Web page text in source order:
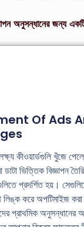
অনুসন্ধানের জন্য
Of Ads
কীওয়ার্ডগুলি খুঁজে
ডাটা ভিত্তিক বিজ্ঞাপন
প্রদর্শিত হয়।
লিঙ্ক করে অপটিমাইজ
প্রাথমিক অনুসন্ধানের